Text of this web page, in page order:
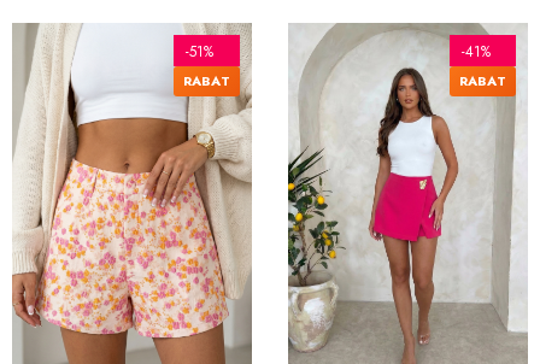
-51%
RABAT
-41%
RABAT